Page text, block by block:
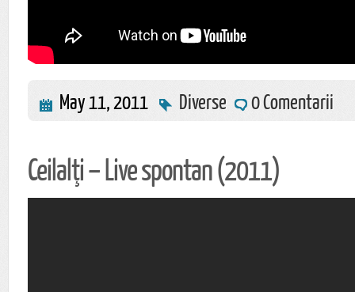
May 11, 2011 Diverse 0 Comentarii
Ceilalţi – Live spontan (2011)